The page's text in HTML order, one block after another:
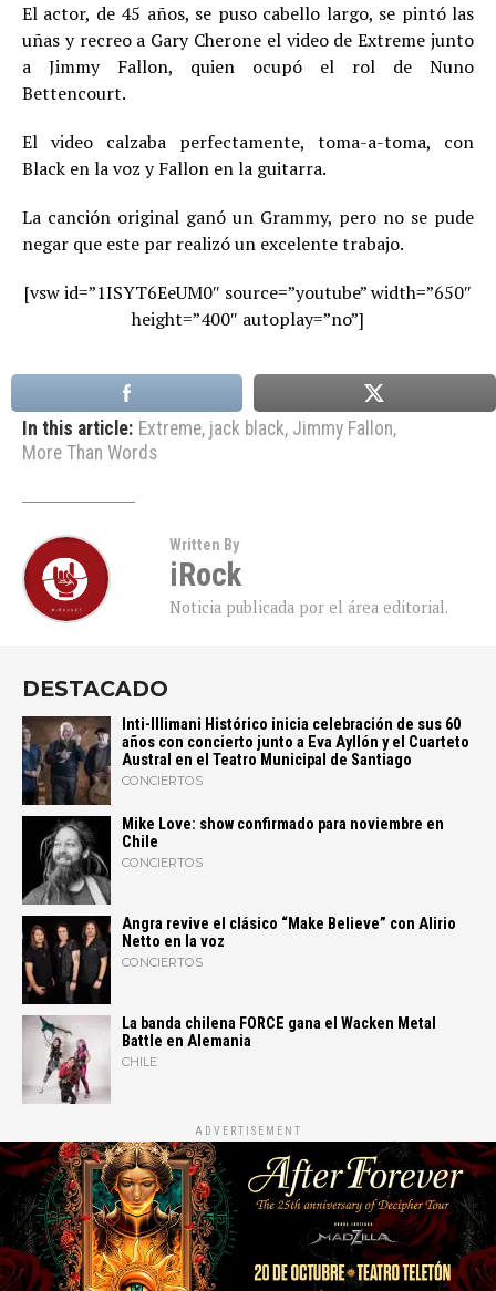
El actor, de 45 años, se puso cabello largo, se pintó las
uñas y recreo a Gary Cherone el video de Extreme junto
a Jimmy Fallon, quien ocupó el rol de Nuno
Bettencourt.
El video calzaba perfectamente, toma-a-toma, con
Black en la voz y Fallon en la guitarra.
La canción original ganó un Grammy, pero no se pude
negar que este par realizó un excelente trabajo.
[vsw id=”1ISYT6EeUM0″ source=”youtube” width=”650″
height=”400″ autoplay=”no”]
In this article: Extreme, jack black, Jimmy Fallon,
More Than Words
Written By
iRock
Noticia publicada por el área editorial.
DESTACADO
Inti-Illimani Histórico inicia celebración de sus 60
años con concierto junto a Eva Ayllón y el Cuarteto
Austral en el Teatro Municipal de Santiago
CONCIERTOS
Mike Love: show confirmado para noviembre en
Chile
CONCIERTOS
Angra revive el clásico “Make Believe” con Alirio
Netto en la voz
CONCIERTOS
La banda chilena FORCE gana el Wacken Metal
Battle en Alemania
CHILE
ADVERTISEMENT